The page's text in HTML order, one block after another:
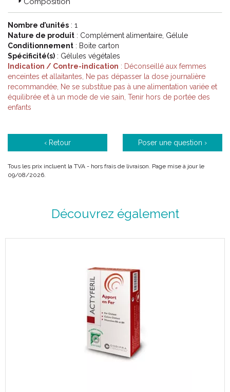
formulations originales, le laboratoire CODIFRA propose des
solutions adaptées face à des situations et états physiologiques
tels que le stress, le confort digestif, l’ immunité, la ménopause,
le vieillissement cellulaire, la femme enceinte ou allaitante, le
sportif…
« Sphère neuropsychique et digestive »
Le laboratoire CODIFRA bénéficie d’ une expertise dans divers
segments et plus particulièrement dans les sphères
neuropsychique et digestive. Grâce notamment aux
laboratoire innovant, en recherche constante de nouvelles
solutions de santé naturelle au service de votre bien-être.
Nombre d’unités : 1
Nature de produit : Complément alimentaire, Gélule
Conditionnement : Boite carton
Spécificité(s) : Gélules végétales
Indication / Contre-indication : Déconseillé aux femmes
enceintes et allaitantes, Ne pas dépasser la dose journalière
recommandée, Ne se substitue pas à une alimentation variée et
équilibrée et à un mode de vie sain, Tenir hors de portée des
enfants
‹ Retour Poser une question ›
Tous les prix incluent la TVA - hors frais de livraison. Page mise à jour le
09/08/2026.
Découvrez également